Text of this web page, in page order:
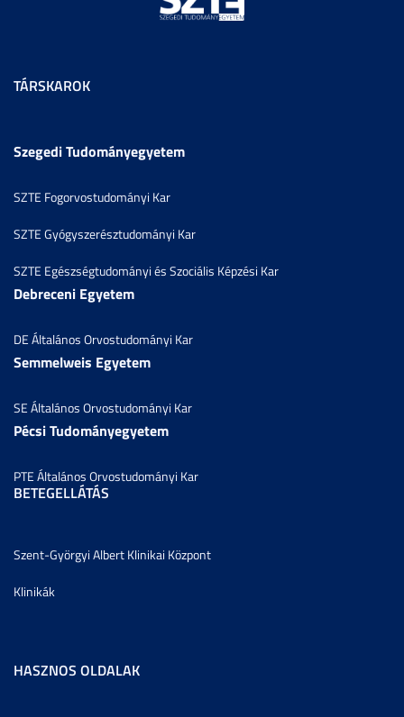
TÁRSKAROK
Szegedi Tudományegyetem
SZTE Fogorvostudományi Kar
SZTE Gyógyszerésztudományi Kar
SZTE Egészségtudományi és Szociális Képzési Kar
Debreceni Egyetem
DE Általános Orvostudományi Kar
Semmelweis Egyetem
SE Általános Orvostudományi Kar
Pécsi Tudományegyetem
PTE Általános Orvostudományi Kar
BETEGELLÁTÁS
Szent-Györgyi Albert Klinikai Központ
Klinikák
HASZNOS OLDALAK